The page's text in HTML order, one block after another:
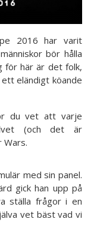
2016 har varit
bör hålla
för här är det folk,
eländigt köande
du vet att varje
(och det är
Wars.
med sin panel.
gick han upp på
ställa frågor i en
vet bäst vad vi